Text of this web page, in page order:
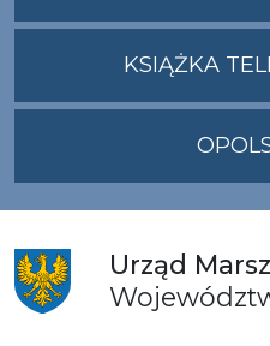
KSIĄŻKA
Urząd